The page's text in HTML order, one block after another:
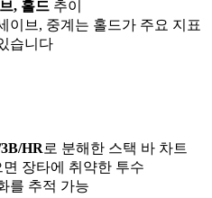
, 홀드 추이
이브, 중계는 홀드가 주요 지표
습니다
HR로 분해한 스택 바 차트
장타에 취약한 투수
를 추적 가능